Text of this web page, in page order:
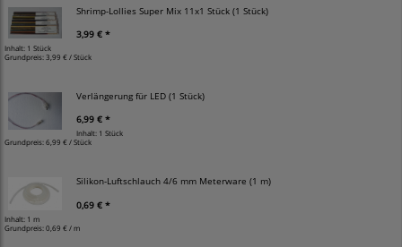
Shrimp-Lollies Super Mix 11x1 Stück (1 Stück)
3,99 € *
Inhalt: 1 Stück
Grundpreis:3,99 € / Stück
Verlängerung für LED (1 Stück)
6,99 € *
Inhalt: 1 Stück
Grundpreis:6,99 € / Stück
Silikon-Luftschlauch 4/6 mm Meterware (1 m)
0,69 € *
Inhalt: 1 m
Grundpreis:0,69 € / m